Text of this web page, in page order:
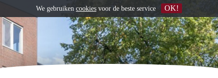
We gebruiken cookies voor de beste service OK!